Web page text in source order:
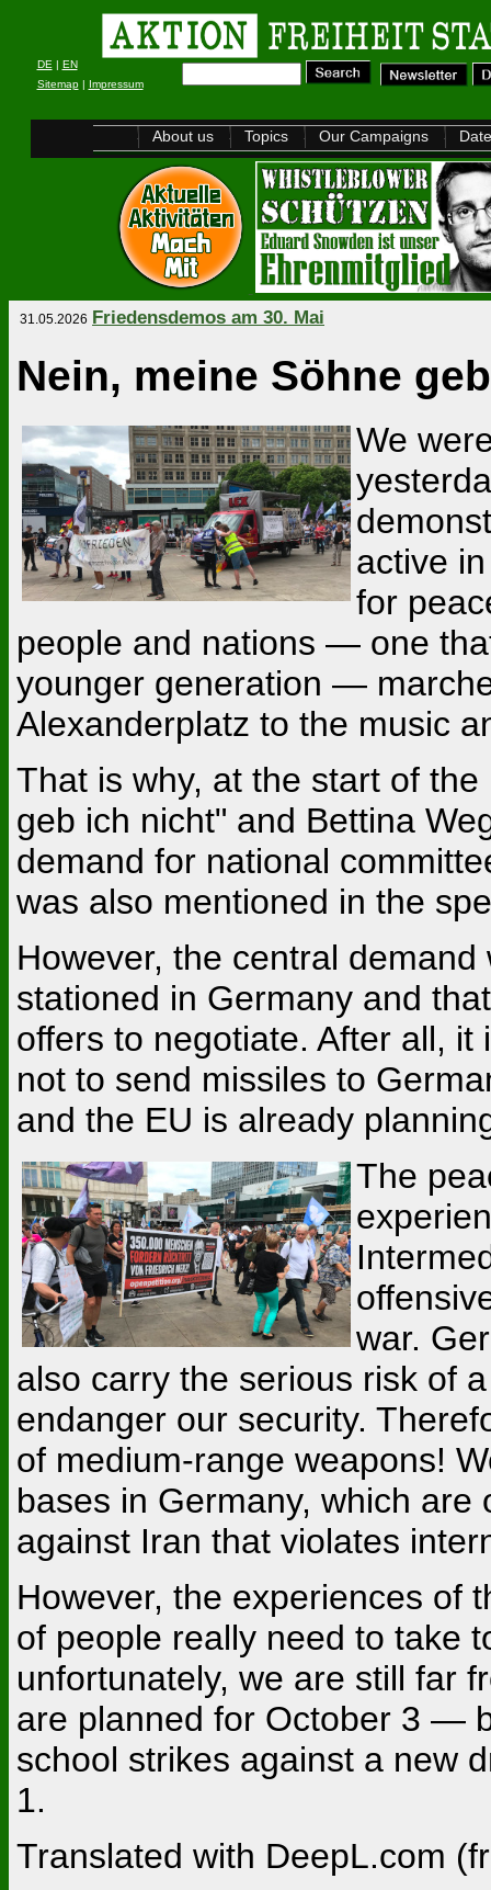
DE | EN
Sitemap| Impressum
About us Topics Our Campaigns
31.05.2026 Friedensdemos am 30. Mai
Nein, meine Söhne
We
active
for
people and nations — one
younger generation —
Alexanderplatz to the music
That is why, at the start of
geb ich nicht" and Bettina
demand for national
was also mentioned in the
However, the central
stationed in Germany and
offers to negotiate. After all, it
not to send missiles to
and the EU is already
The
war.
also carry the serious risk of
endanger our security.
of medium-range weapons!
bases in Germany, which
against Iran that violates
However, the experiences of
of people really need to take
unfortunately, we are still far
are planned for October 3 —
school strikes against a new
1.
Translated with DeepL.com